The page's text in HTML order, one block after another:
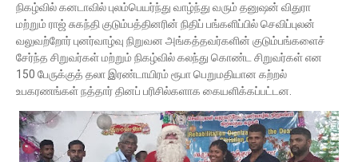
நிகழ்வில் கனடாவில் புலம்பெயர்ந்து வாழ்ந்து வரும் தனுஷன் விதுரா
மற்றும் ராஜ் சுகந்தி குடும்பத்தினரின் நிதிப் பங்களிப்பில் செவிப்புலன்
வலுவற்றோர் புனர்வாழ்வு நிறுவன அங்கத்தவர்களின் குடும்பங்களைச்
சேர்ந்த சிறுவர்கள் மற்றும் நிகழ்வில் கலந்து கொண்ட சிறுவர்கள் என
150 பேருக்குத் தலா இரண்டாயிரம் ரூபா பெறுமதியான கற்றல்
உபகரணங்கள் நத்தார் தினப் பரிசில்களாக கையளிக்கப்பட்டன.